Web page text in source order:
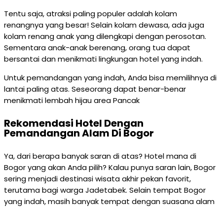
Tentu saja, atraksi paling populer adalah kolam
renangnya yang besar! Selain kolam dewasa, ada juga
kolam renang anak yang dilengkapi dengan perosotan.
Sementara anak-anak berenang, orang tua dapat
bersantai dan menikmati lingkungan hotel yang indah.
Untuk pemandangan yang indah, Anda bisa memilihnya di
lantai paling atas. Seseorang dapat benar-benar
menikmati lembah hijau area Pancak
Rekomendasi Hotel Dengan
Pemandangan Alam Di Bogor
Ya, dari berapa banyak saran di atas? Hotel mana di
Bogor yang akan Anda pilih? Kalau punya saran lain, Bogor
sering menjadi destinasi wisata akhir pekan favorit,
terutama bagi warga Jadetabek. Selain tempat Bogor
yang indah, masih banyak tempat dengan suasana alam